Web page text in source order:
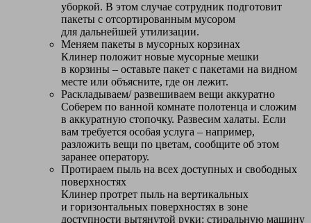
уборкой. В этом случае сотрудник подготовит
пакеты с отсортированным мусором
для дальнейшей утилизации.
Меняем пакеты в мусорных корзинах
Клинер положит новые мусорные мешки
в корзины – оставьте пакет с пакетами на видном
месте или объясните, где он лежит.
Раскладываем/ развешиваем вещи аккуратно
Соберем по ванной комнате полотенца и сложим
в аккуратную стопочку. Развесим халаты. Если
вам требуется особая услуга – например,
разложить вещи по цветам, сообщите об этом
заранее оператору.
Протираем пыль на всех доступных и свободных
поверхностях
Клинер протрет пыль на вертикальных
и горизонтальных поверхностях в зоне
доступности вытянутой руки: стиральную машину